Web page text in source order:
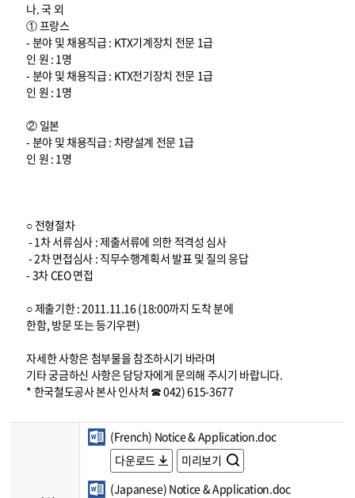
나. 국 외
① 프랑스
- 분야 및 채용직급 : KTX기계장치 전문 1급
인 원 : 1명
- 분야 및 채용직급 : KTX전기장치 전문 1급
인 원 : 1명
② 일본
- 분야 및 채용직급 : 차량설계 전문 1급
인 원 : 1명
○ 전형절차
- 1차 서류심사 : 제출서류에 의한 적격성 심사
- 2차 면접심사 : 직무수행계획서 발표 및 질의 응답
- 3차 CEO 면접
○ 제출기한 : 2011.11.16 (18:00까지 도착 분에
한함, 방문 또는 등기우편)
자세한 사항은 첨부물을 참조하시기 바라며
기타 궁금하신 사항은 담당자에게 문의해 주시기 바랍니다.
* 한국철도공사 본사 인사처 ☎ 042) 615-3677
(French) Notice & Application.doc
다운로드
미리보기
(Japanese) Notice & Application.doc